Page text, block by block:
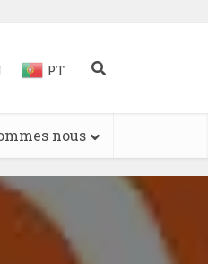
PT
nous